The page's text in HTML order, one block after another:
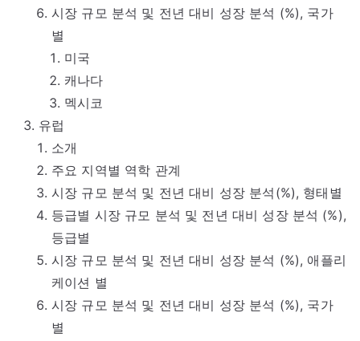
시장 규모 분석 및 전년 대비 성장 분석 (%), 국가
별
미국
캐나다
멕시코
유럽
소개
주요 지역별 역학 관계
시장 규모 분석 및 전년 대비 성장 분석(%), 형태별
등급별 시장 규모 분석 및 전년 대비 성장 분석 (%),
등급별
시장 규모 분석 및 전년 대비 성장 분석 (%), 애플리
케이션 별
시장 규모 분석 및 전년 대비 성장 분석 (%), 국가
별